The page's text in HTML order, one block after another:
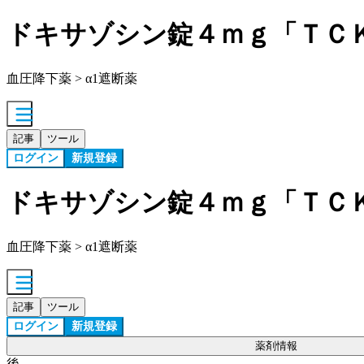
ドキサゾシン錠４ｍｇ「ＴＣ
血圧降下薬 > α1遮断薬
記事 ツール
ログイン 新規登録
ドキサゾシン錠４ｍｇ「ＴＣ
血圧降下薬 > α1遮断薬
記事 ツール
ログイン 新規登録
薬剤情報